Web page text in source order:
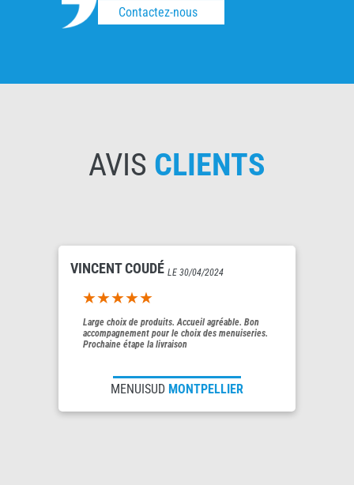
Contactez-nous
AVIS CLIENTS
VINCENT COUDÉ LE 30/04/2024
5out of 5
Large choix de produits. Accueil agréable. Bon
accompagnement pour le choix des menuiseries.
Prochaine étape la livraison
MENUISUD MONTPELLIER